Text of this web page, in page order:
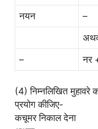
नयन
–
–
नर
(4) निम्नलिखित मुहावरे
प्रयोग कीजिए-
कचूमर निकाल देना